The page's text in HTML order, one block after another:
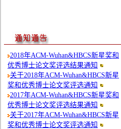
2018年ACM-Wuhan&HBCS新星奖和
优秀博士论文奖评选结果通知
关于2018年ACM-Wuhan&HBCS新星
奖和优秀博士论文奖评选通知
2017年ACM-Wuhan&HBCS新星奖和
优秀博士论文奖评选结果通知
关于2017年ACM-Wuhan&HBCS新星
奖和优秀博士论文奖评选通知